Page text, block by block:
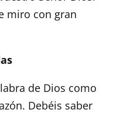
miro con gran
de Dios como
Debéis saber